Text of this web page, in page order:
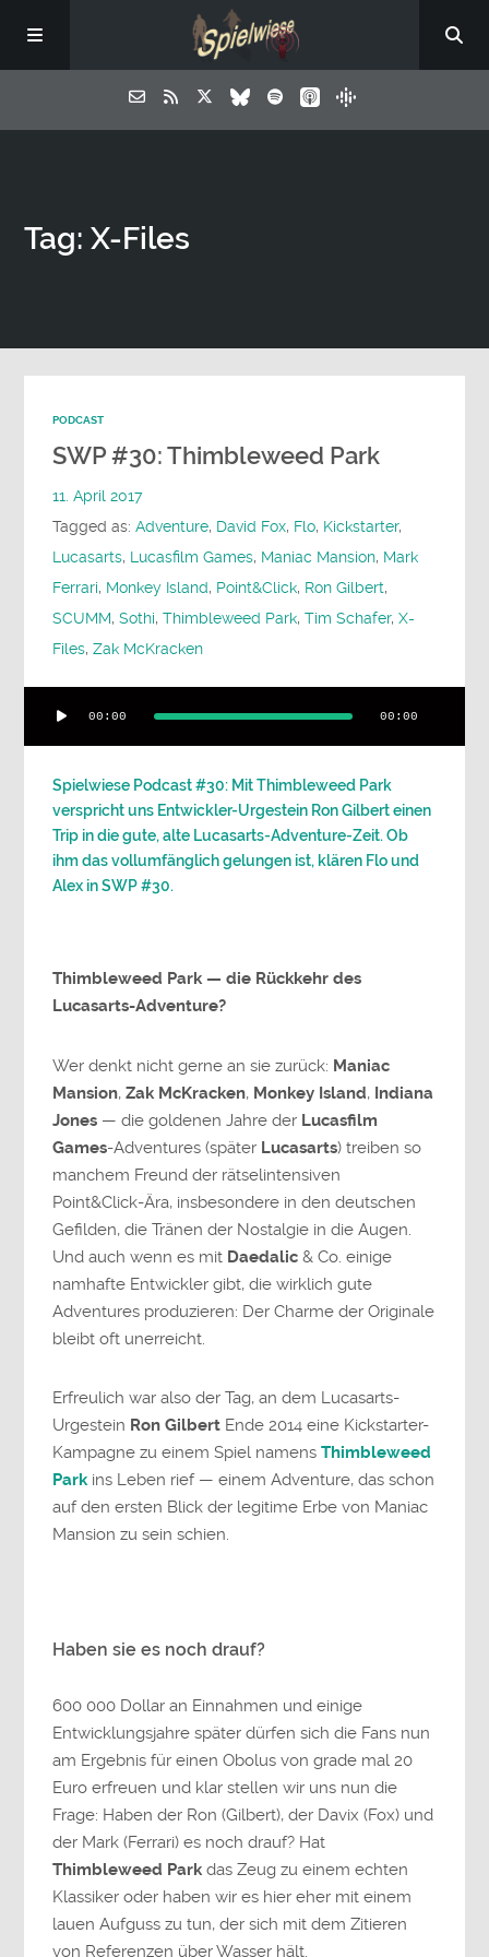
Tag: X-Files
PODCAST
SWP #30: Thimbleweed Park
11. April 2017
Tagged as:Adventure, David Fox, Flo, Kickstarter,
Lucasarts, Lucasfilm Games, Maniac Mansion, Mark
Ferrari, Monkey Island, Point&Click, Ron Gilbert,
SCUMM,Sothi,Thimbleweed Park,Tim Schafer,X-
Files,Zak McKracken
Player
00:00 00:00
Spielwiese Podcast #30: Mit Thimbleweed Park
verspricht uns Entwickler-Urgestein Ron Gilbert einen
Trip in die gute, alte Lucasarts-Adventure-Zeit. Ob
ihm das vollumfänglich gelungen ist, klären Flo und
Alex in SWP #30.
Thimbleweed Park — die Rückkehr des
Lucasarts-Adventure?
Wer denkt nicht gerne an sie zurück: Maniac
Mansion,Zak McKracken, Monkey Island, Indiana
Jones — die goldenen Jahre der Lucasfilm
Games-Adventures (später Lucasarts) treiben so
manchem Freund der rätselintensiven
Point&Click-Ära, insbesondere in den deutschen
Gefilden, die Tränen der Nostalgie in die Augen.
Und auch wenn es mit Daedalic& Co. einige
namhafte Entwickler gibt, die wirklich gute
Adventures produzieren: Der Charme der Originale
bleibt oft unerreicht.
Erfreulich war also der Tag, an dem Lucasarts-
Urgestein Ron Gilbert Ende 2014 eine Kickstarter-
Kampagne zu einem Spiel namensThimbleweed
Parkins Leben rief — einem Adventure, das schon
auf den ersten Blick der legitime Erbe von Maniac
Mansion zu sein schien.
Haben sie es noch drauf?
600 000 Dollar an Einnahmen und einige
Entwicklungsjahre später dürfen sich die Fans nun
am Ergebnis für einen Obolus von grade mal 20
Euro erfreuen und klar stellen wir uns nun die
Frage: Haben der Ron (Gilbert), der Davix (Fox) und
der Mark (Ferrari) es noch drauf? Hat
Thimbleweed Parkdas Zeug zu einem echten
Klassiker oder haben wir es hier eher mit einem
lauen Aufguss zu tun, der sich mit dem Zitieren
von Referenzen über Wasser hält.